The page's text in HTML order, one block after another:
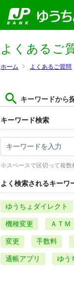
ホーム よくあるご質問
よくあるご
キーワードから
キーワード検索
※スペースで区切って複数
よく検索されるキーワ
ゆうちょダイレクト
機種変更 ＡＴＭ
変更 手数料
通帳アプリ ゆう